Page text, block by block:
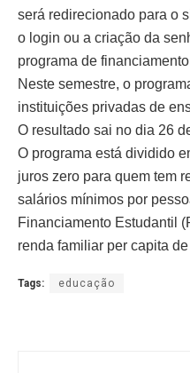
será redirecionado para o
o login ou a criação da
programa de
Neste semestre, o
instituições privadas de
O resultado sai no dia 26
O programa está dividido
juros zero para quem tem
salários mínimos por
Financiamento Estudantil
renda familiar per capita
Tags: educação